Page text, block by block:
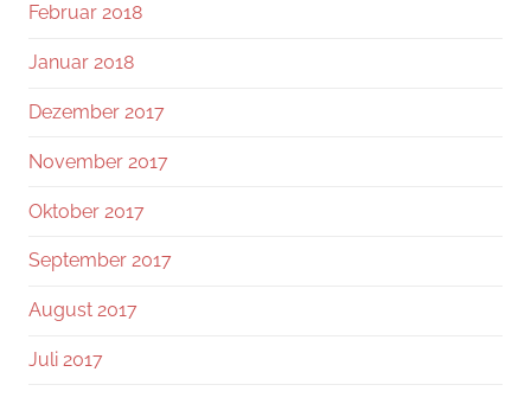
Februar 2018
Januar 2018
Dezember 2017
November 2017
Oktober 2017
September 2017
August 2017
Juli 2017